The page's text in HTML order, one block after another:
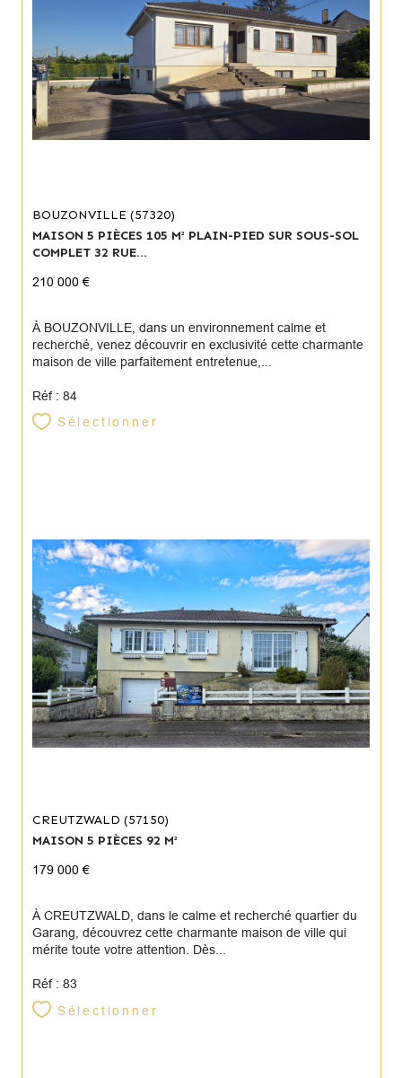
BOUZONVILLE (57320)
MAISON 5 PIÈCES 105 M² PLAIN-PIED SUR SOUS-SOL
COMPLET 32 RUE...
210 000 €
À BOUZONVILLE, dans un environnement calme et
recherché, venez découvrir en exclusivité cette charmante
maison de ville parfaitement entretenue,...
Réf : 84
Sélectionner
CREUTZWALD (57150)
MAISON 5 PIÈCES 92 M²
179 000 €
À CREUTZWALD, dans le calme et recherché quartier du
Garang, découvrez cette charmante maison de ville qui
mérite toute votre attention. Dès...
Réf : 83
Sélectionner